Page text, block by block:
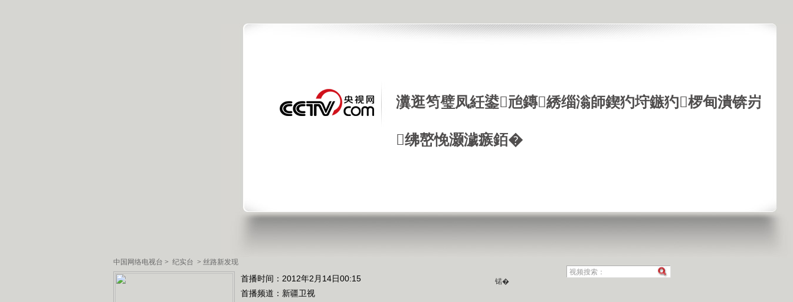
瀵逛笉璧凤紝鍙兘鏄綉缁滃師鍥犳垨鏃犳椤甸潰锛岃
绋嶅悗灏濊瘯銆�
中国网络电视台 > 纪实台 > 丝路新发现
首播时间：2012年2月14日00:15
首播频道： 新疆卫视
锘�